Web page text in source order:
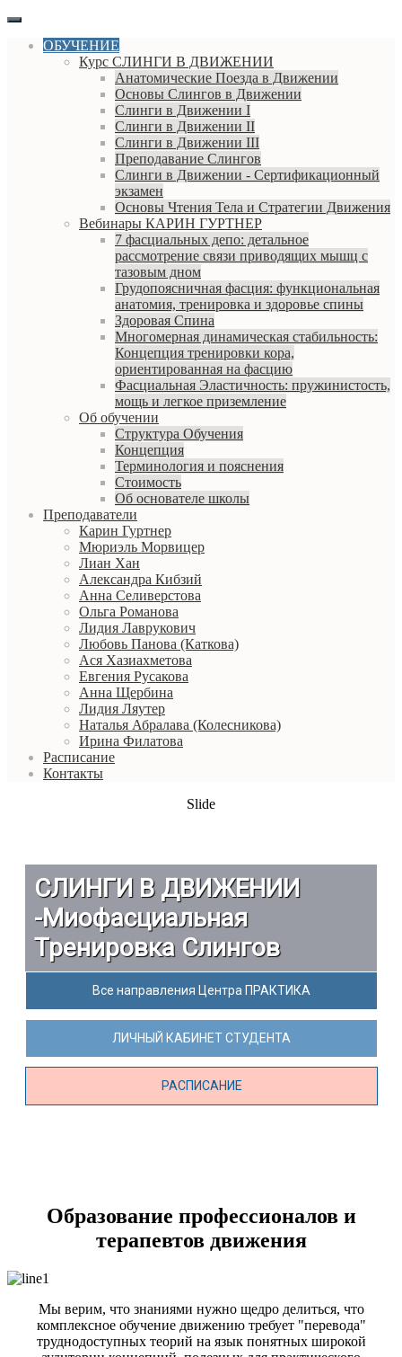
ОБУЧЕНИЕ
Курс СЛИНГИ В ДВИЖЕНИИ
Анатомические Поезда в Движении
Основы Слингов в Движении
Слинги в Движении I
Слинги в Движении II
Слинги в Движении III
Преподавание Слингов
Слинги в Движении - Сертификационный
экзамен
Основы Чтения Тела и Стратегии Движения
Вебинары КАРИН ГУРТНЕР
7 фасциальных депо: детальное
рассмотрение связи приводящих мышц с
тазовым дном
Грудопоясничная фасция: функциональная
анатомия, тренировка и здоровье спины
Здоровая Спина
Многомерная динамическая стабильность:
Концепция тренировки кора,
ориентированная на фасцию
Фасциальная Эластичность: пружинистость,
мощь и легкое приземление
Об обучении
Структура Обучения
Концепция
Терминология и пояснения
Стоимость
Об основателе школы
Преподаватели
Карин Гуртнер
Мюриэль Морвицер
Лиан Хан
Александра Кибзий
Анна Селиверстова
Ольга Романова
Лидия Лаврукович
Любовь Панова (Каткова)
Ася Хазиахметова
Евгения Русакова
Анна Щербина
Лидия Ляутер
Наталья Абралава (Колесникова)
Ирина Филатова
Расписание
Контакты
Slide
СЛИНГИ В ДВИЖЕНИИ
-Миофасциальная
Тренировка Слингов
Все направления Центра ПРАКТИКА
ЛИЧНЫЙ КАБИНЕТ СТУДЕНТА
РАСПИСАНИЕ
Образование профессионалов и
терапевтов движения
Мы верим, что знаниями нужно щедро делиться, что
комплексное обучение движению требует "перевода"
труднодоступных теорий на язык понятных широкой